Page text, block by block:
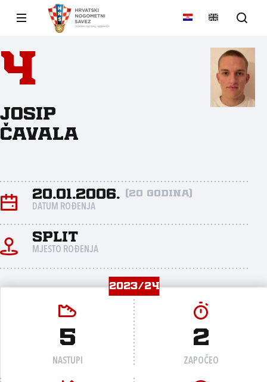
4
Josip
Čavala
20.01.2006. (20 godina)
DATUM ROĐENJA
Split
MJESTO ROĐENJA
2023/24
5
NASTUPI
2
ZAPOČEO